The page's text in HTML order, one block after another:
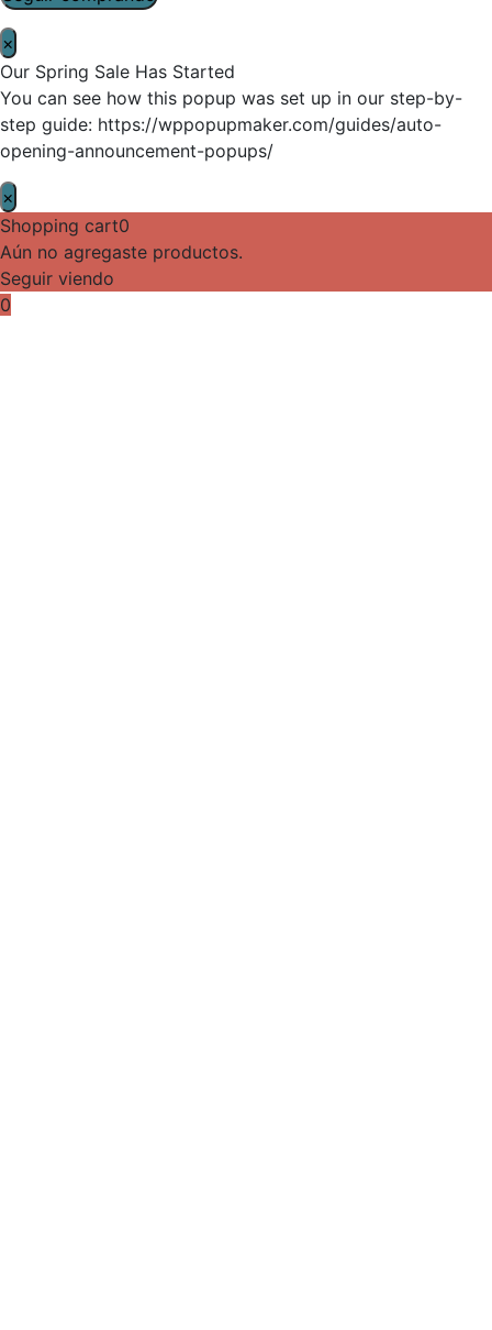
×
Our Spring Sale Has Started
You can see how this popup was set up in our step-by-
step guide: https://wppopupmaker.com/guides/auto-
opening-announcement-popups/
×
Shopping cart0
Aún no agregaste productos.
Seguir viendo
0